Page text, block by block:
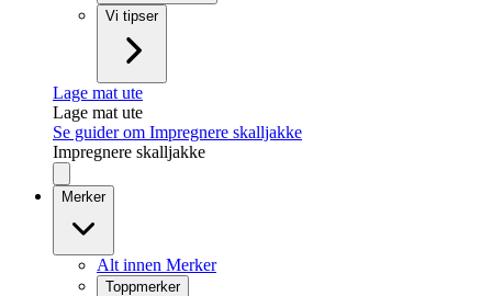
Vi tipser
Lage mat ute
Lage mat ute
Se guider om Impregnere skalljakke
Impregnere skalljakke
Merker
Alt innen Merker
Toppmerker